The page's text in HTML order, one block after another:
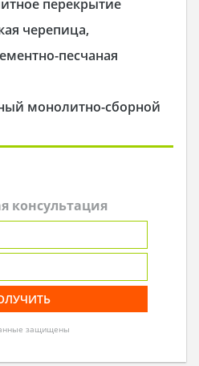
перекрытие
черепица,
песчаная
монолитно-сборной
консультация
защищены